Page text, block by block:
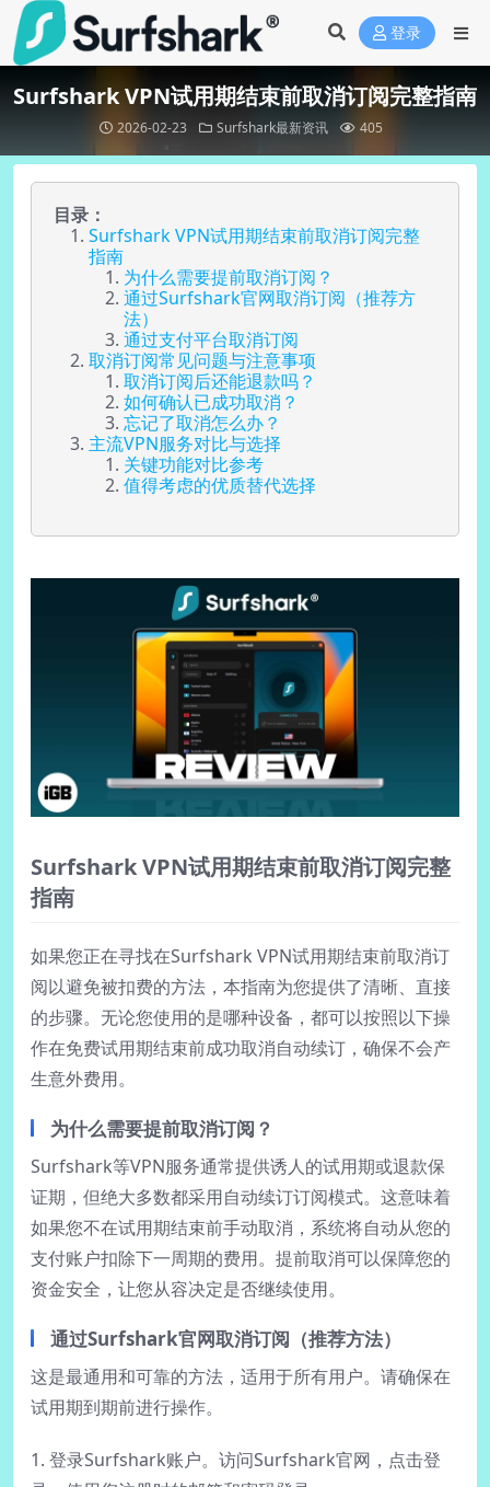
登录
Surfshark VPN试用期结束前取消订阅完整指南
2026-02-23 Surfshark最新资讯 405
目录：
Surfshark VPN试用期结束前取消订阅完整
指南
为什么需要提前取消订阅？
通过Surfshark官网取消订阅（推荐方
法）
通过支付平台取消订阅
取消订阅常见问题与注意事项
取消订阅后还能退款吗？
如何确认已成功取消？
忘记了取消怎么办？
主流VPN服务对比与选择
关键功能对比参考
值得考虑的优质替代选择
Surfshark VPN试用期结束前取消订阅完整
指南
如果您正在寻找在Surfshark VPN试用期结束前取消订
阅以避免被扣费的方法，本指南为您提供了清晰、直接
的步骤。无论您使用的是哪种设备，都可以按照以下操
作在免费试用期结束前成功取消自动续订，确保不会产
生意外费用。
为什么需要提前取消订阅？
Surfshark等VPN服务通常提供诱人的试用期或退款保
证期，但绝大多数都采用自动续订订阅模式。这意味着
如果您不在试用期结束前手动取消，系统将自动从您的
支付账户扣除下一周期的费用。提前取消可以保障您的
资金安全，让您从容决定是否继续使用。
通过Surfshark官网取消订阅（推荐方法）
这是最通用和可靠的方法，适用于所有用户。请确保在
试用期到期前进行操作。
1. 登录Surfshark账户。访问Surfshark官网，点击登